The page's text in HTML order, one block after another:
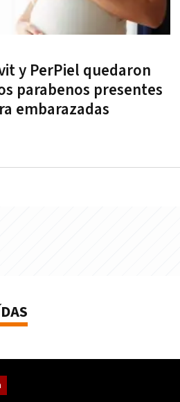
y PerPiel quedaron
parabenos presentes
embarazadas